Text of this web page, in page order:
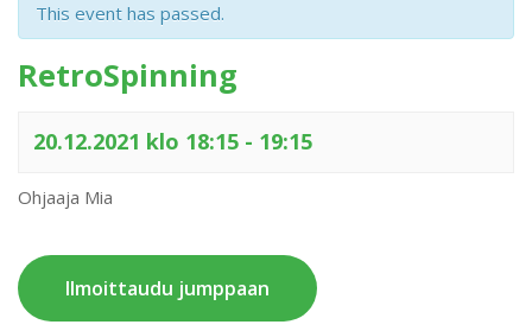
This event has passed.
RetroSpinning
20.12.2021 klo 18:15 - 19:15
Ohjaaja Mia
Ilmoittaudu jumppaan